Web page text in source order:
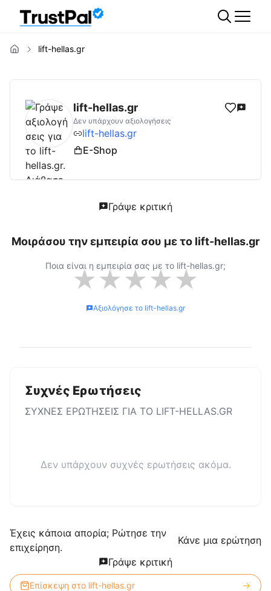
lift-hellas.gr
lift-hellas.gr Αξιολογήσεις | Δες
lift-hellas.gr
Δεν υπάρχουν αξιολογήσεις
lift-hellas.gr
E-Shop
Γράψε κριτική
Μοιράσου την εμπειρία σου με το lift-hellas.gr
Ποια είναι η εμπειρία σας με το lift-hellas.gr;
★★★★★
Αξιολόγησε το lift-hellas.gr
Συχνές Ερωτήσεις
ΣΥΧΝΕΣ ΕΡΩΤΗΣΕΙΣ ΓΙΑ ΤΟ LIFT-HELLAS.GR
Δεν υπάρχουν συχνές ερωτήσεις ακόμα.
Έχεις κάποια απορία; Ρώτησε την
επιχείρηση.
Κάνε μια ερώτηση
Γράψε κριτική
Επίσκεψη στο lift-hellas.gr